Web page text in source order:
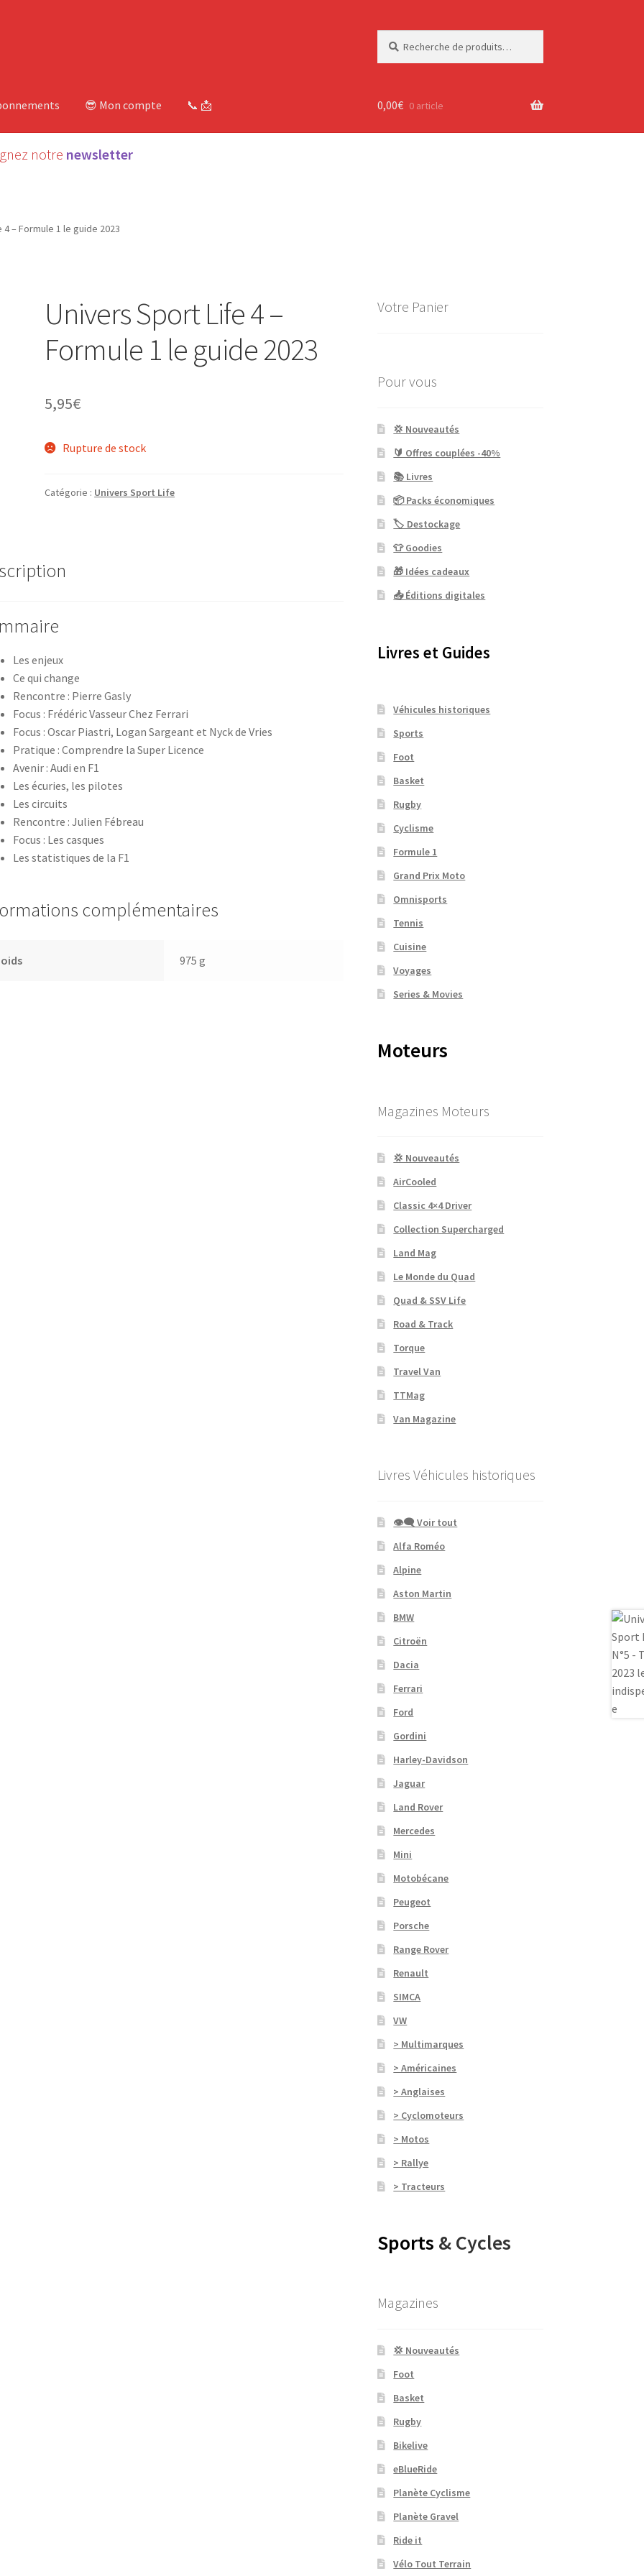
pour :
😎 Mon compte 📞 📩 0,00€ 0 article
notre newsletter
– Formule 1 le guide 2023
Univers Sport Life 4 –
Formule 1 le guide 2023
5,95€
Rupture de stock
Catégorie : Univers Sport Life
Les enjeux
Ce qui change
Rencontre : Pierre Gasly
Focus : ​Frédéric Vasseur Chez Ferrari
​Focus : Oscar Piastri, Logan Sargeant et Nyck de Vries
Pratique : Comprendre la Super Licence
Avenir : Audi en F1
Les écuries, les pilotes
Les circuits
Rencontre : Julien Fébreau
Focus : ​​Les casques
Les statistiques de la F1
complémentaires
975 g
Votre Panier
Pour vous
💢 Nouveautés
🔰 Offres couplées -40%
📚 Livres
📦 Packs économiques
🏷 Destockage
👕 Goodies
🎁 Idées cadeaux
📥 Éditions digitales
Livres et Guides
Véhicules historiques
Sports
Foot
Basket
Rugby
Cyclisme
Formule 1
Grand Prix Moto
Omnisports
Tennis
Cuisine
Voyages
Series & Movies
Moteurs
Magazines Moteurs
💢 Nouveautés
AirCooled
Classic 4×4 Driver
Collection Supercharged
Land Mag
Le Monde du Quad
Quad & SSV Life
Road & Track
Torque
Travel Van
TTMag
Van Magazine
Livres Véhicules historiques
👁‍🗨 Voir tout
Alfa Roméo
Alpine
Aston Martin
BMW
Citroën
Dacia
Ferrari
Ford
Gordini
Harley-Davidson
Jaguar
Land Rover
Mercedes
Mini
Motobécane
Peugeot
Porsche
Range Rover
Renault
SIMCA
VW
> Multimarques
> Américaines
> Anglaises
> Cyclomoteurs
> Motos
> Rallye
> Tracteurs
Sports & Cycles
Magazines
💢 Nouveautés
Foot
Basket
Rugby
Bikelive
eBlueRide
Planète Cyclisme
Planète Gravel
Ride it
Vélo Tout Terrain